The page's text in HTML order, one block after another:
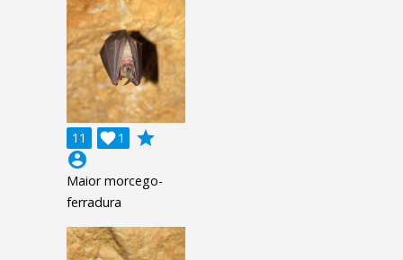
11 1

grade
account_circle
Maior morcego-
ferradura